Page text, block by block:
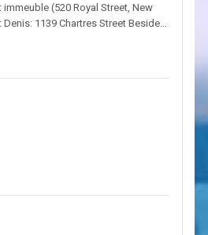
(520 Royal Street, New
1139 Chartres Street Beside...